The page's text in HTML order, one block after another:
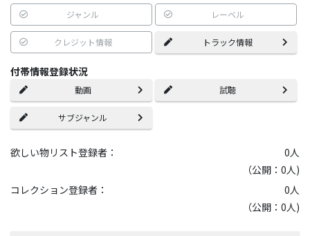
ジャンル レーベル
クレジット情報 トラック情報
付帯情報登録状況
動画 試聴
サブジャンル
欲しい物リスト登録者： 0人
（公開：0人)
コレクション登録者：
0人
（公開：0人)